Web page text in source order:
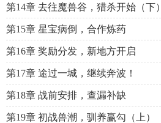
第14章 去往魔兽谷，猎杀开始（下）
第15章 星宝病倒，合作炼药
第16章 奖励分发，新地方开启
第17章 途过一城，继续奔波！
第18章 战前安排，查漏补缺
第19章 初战兽潮，驯养赢勾（上）